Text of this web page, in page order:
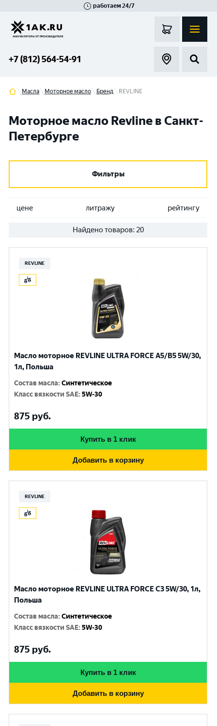
работаем 24/7
+7 (812) 564-54-91
Масла Моторное масло Бренд REVLINE
Моторное масло Revline в Санкт-
Петербурге
Фильтры
цене литражу рейтингу
Найдено товаров: 20
REVLINE
Масло моторное REVLINE ULTRA FORCE A5/B5 5W/30,
1л, Польша
Состав масла:Синтетическое
Класс вязкости SAE:5W-30
875 руб.
Купить в 1 клик
Добавить в корзину
REVLINE
Масло моторное REVLINE ULTRA FORCE C3 5W/30, 1л,
Польша
Состав масла:Синтетическое
Класс вязкости SAE:5W-30
875 руб.
Купить в 1 клик
Добавить в корзину
Гатчина